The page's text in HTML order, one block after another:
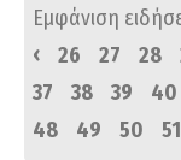
Εμφάνιση
‹
26 27 28
37
38 39 40
48
49 50 51